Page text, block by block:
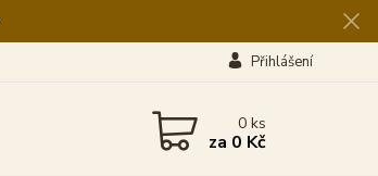
Přihlášení
0ks
za 0 Kč